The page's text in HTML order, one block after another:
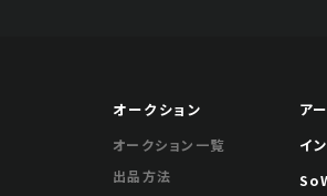
オークション
オークション一覧
出品方法
ア
イ